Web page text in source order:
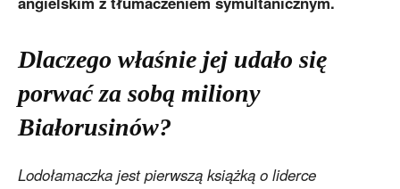
Dlaczego właśnie jej udało się
porwać za sobą miliony
Białorusinów?
Lodołamaczka jest pierwszą książką o liderce